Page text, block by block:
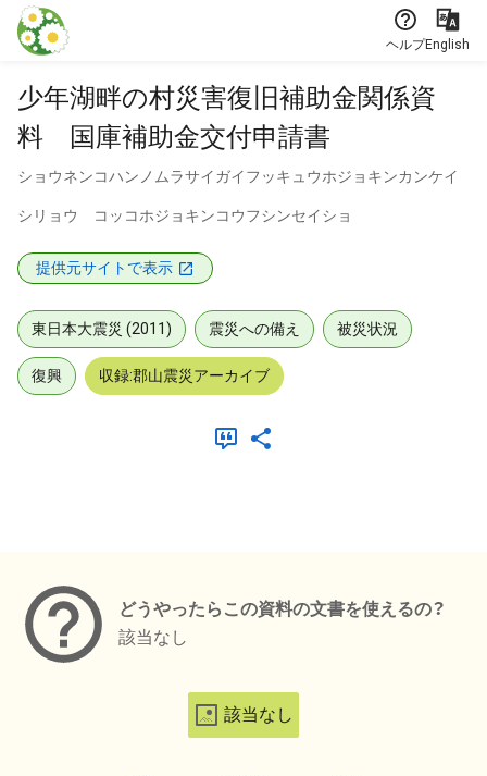
本文に飛ぶ
ヘルプEnglish
少年湖畔の村災害復旧補助金関係資
料 国庫補助金交付申請書
ショウネンコハンノムラサイガイフッキュウホジョキンカンケイ
シリョウ コッコホジョキンコウフシンセイショ
提供元サイトで表示
東日本大震災 (2011) 震災への備え 被災状況
復興 収録:郡山震災アーカイブ
どうやったらこの資料の文書を使えるの？
該当なし
該当なし